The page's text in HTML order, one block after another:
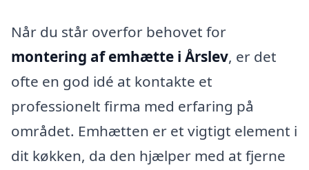
Når du står overfor behovet for
montering af emhætte i Årslev, er det
ofte en god idé at kontakte et
professionelt firma med erfaring på
området. Emhætten er et vigtigt element i
dit køkken, da den hjælper med at fjerne